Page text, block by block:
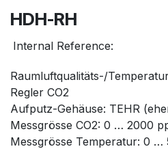
HDH-RH
Internal Reference:
Raumluftqualitäts-/
Regler CO2
Aufputz-Gehäuse: TEHR
Messgrösse CO2: 0 … 2000
Messgrösse Temperatur: 0 …